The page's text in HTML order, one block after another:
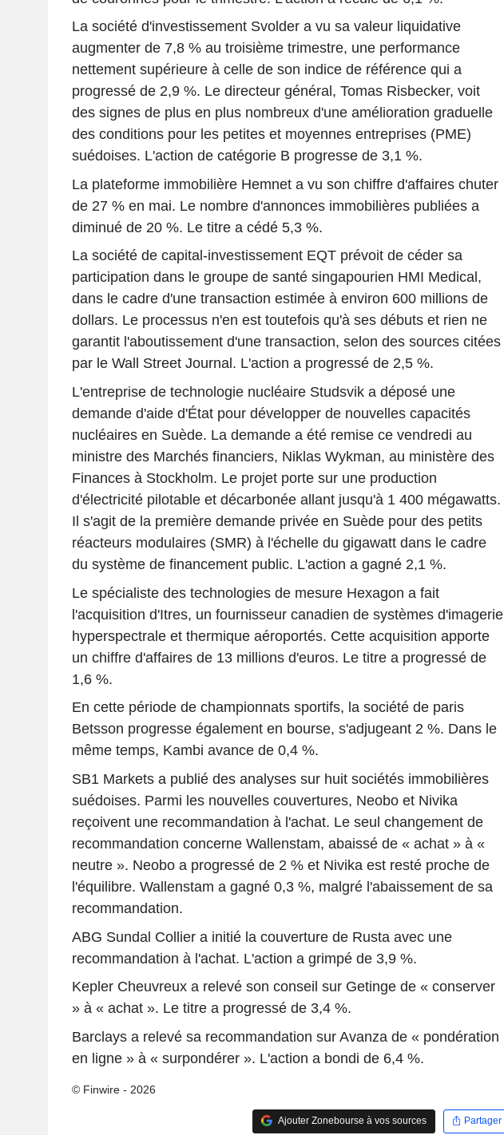
La société d'investissement Svolder a vu sa valeur liquidative
augmenter de 7,8 % au troisième trimestre, une performance
nettement supérieure à celle de son indice de référence qui a
progressé de 2,9 %. Le directeur général, Tomas Risbecker, voit
des signes de plus en plus nombreux d'une amélioration graduelle
des conditions pour les petites et moyennes entreprises (PME)
suédoises. L'action de catégorie B progresse de 3,1 %.
La plateforme immobilière Hemnet a vu son chiffre d'affaires chuter
de 27 % en mai. Le nombre d'annonces immobilières publiées a
diminué de 20 %. Le titre a cédé 5,3 %.
La société de capital-investissement EQT prévoit de céder sa
participation dans le groupe de santé singapourien HMI Medical,
dans le cadre d'une transaction estimée à environ 600 millions de
dollars. Le processus n'en est toutefois qu'à ses débuts et rien ne
garantit l'aboutissement d'une transaction, selon des sources citées
par le Wall Street Journal. L'action a progressé de 2,5 %.
L'entreprise de technologie nucléaire Studsvik a déposé une
demande d'aide d'État pour développer de nouvelles capacités
nucléaires en Suède. La demande a été remise ce vendredi au
ministre des Marchés financiers, Niklas Wykman, au ministère des
Finances à Stockholm. Le projet porte sur une production
d'électricité pilotable et décarbonée allant jusqu'à 1 400 mégawatts.
Il s'agit de la première demande privée en Suède pour des petits
réacteurs modulaires (SMR) à l'échelle du gigawatt dans le cadre
du système de financement public. L'action a gagné 2,1 %.
Le spécialiste des technologies de mesure Hexagon a fait
l'acquisition d'Itres, un fournisseur canadien de systèmes d'imagerie
hyperspectrale et thermique aéroportés. Cette acquisition apporte
un chiffre d'affaires de 13 millions d'euros. Le titre a progressé de
1,6 %.
En cette période de championnats sportifs, la société de paris
Betsson progresse également en bourse, s'adjugeant 2 %. Dans le
même temps, Kambi avance de 0,4 %.
SB1 Markets a publié des analyses sur huit sociétés immobilières
suédoises. Parmi les nouvelles couvertures, Neobo et Nivika
reçoivent une recommandation à l'achat. Le seul changement de
recommandation concerne Wallenstam, abaissé de « achat » à «
neutre ». Neobo a progressé de 2 % et Nivika est resté proche de
l'équilibre. Wallenstam a gagné 0,3 %, malgré l'abaissement de sa
recommandation.
ABG Sundal Collier a initié la couverture de Rusta avec une
recommandation à l'achat. L'action a grimpé de 3,9 %.
Kepler Cheuvreux a relevé son conseil sur Getinge de « conserver
» à « achat ». Le titre a progressé de 3,4 %.
Barclays a relevé sa recommandation sur Avanza de « pondération
en ligne » à « surpondérer ». L'action a bondi de 6,4 %.
© Finwire - 2026
Ajouter Zonebourse à vos sources Partager